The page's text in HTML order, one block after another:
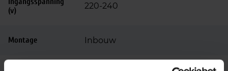
(v)
220-240
Montage Inbouw